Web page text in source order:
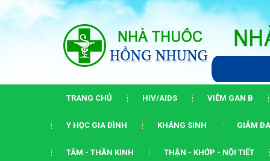
TRANG CHỦ HIV/AIDS VIÊM GAN B
Y HỌC GIA ĐÌNH KHÁNG SINH GIẢM
TÂM - THẦN KINH THẬN - KHỚP - NỘI TIẾT